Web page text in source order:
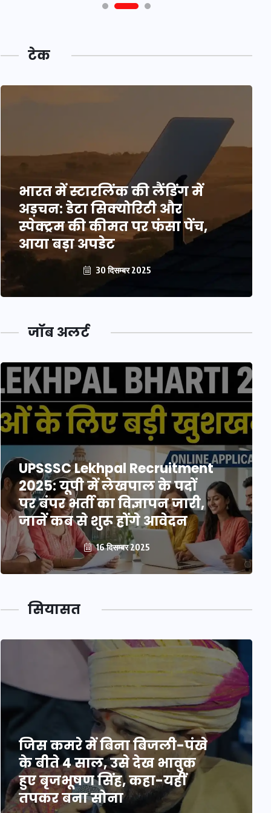
टेक
भारत में स्टारलिंक की लैंडिंग में
अड़चन: डेटा सिक्योरिटी और
स्पेक्ट्रम की कीमत पर फंसा पेंच,
आया बड़ा अपडेट
30 दिसम्बर 2025
जॉब अलर्ट
UPSSSC Lekhpal Recruitment
2025: यूपी में लेखपाल के पदों
पर बंपर भर्ती का विज्ञापन जारी,
जानें कब से शुरू होंगे आवेदन
16 दिसम्बर 2025
सियासत
जिस कमरे में बिना बिजली-पंखे
के बीते 4 साल, उसे देख भावुक
हुए बृजभूषण सिंह, कहा-यहीं
तपकर बना सोना